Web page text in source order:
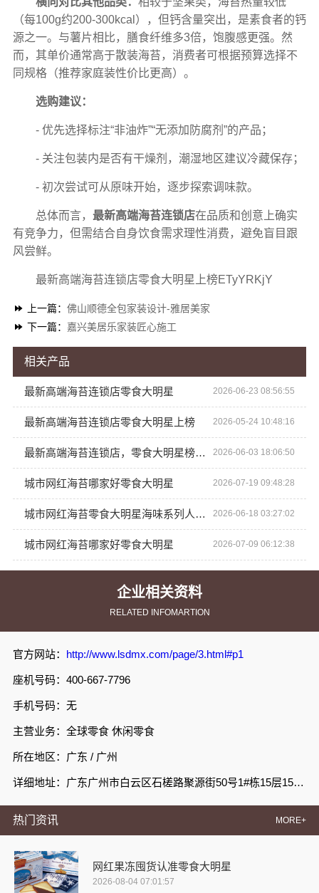
企业相关资料
RELATED INFOMARTION
官方网站： http://www.lsdmx.com/page/3.html#p1
座机号码：400-667-7796
手机号码：无
主营业务：全球零食 休闲零食
所在地区：广东 / 广州
详细地址：广东广州市白云区石槎路聚源街50号1#栋15层1508室
热门资讯 MORE+
网红果冻囤货认准零食大明星
2026-08-04 07:01:57
（每100g约200-300kcal），但钙含量突出，是素食者的钙
源之一。与薯片相比，膳食纤维多3倍，饱腹感更强。然
而，其单价通常高于散装海苔，消费者可根据预算选择不
同规格（推荐家庭装性价比更高）。
选购建议：
- 优先选择标注“非油炸”“无添加防腐剂”的产品；
- 关注包装内是否有干燥剂，潮湿地区建议冷藏保存；
- 初次尝试可从原味开始，逐步探索调味款。
总体而言， 最新高端海苔连锁店在品质和创意上确实
有竞争力，但需结合自身饮食需求理性消费，避免盲目跟
风尝鲜。
最新高端海苔连锁店零食大明星上榜ETyYRKjY
上一篇： 佛山顺德全包家装设计-雅居美家
下一篇： 嘉兴美居乐家装匠心施工
相关产品
最新高端海苔连锁店零食大明星 2026-06-23 08:56:55
最新高端海苔连锁店零食大明星上榜 2026-05-24 10:48:16
最新高端海苔连锁店，零食大明星榜上有名！ 2026-06-03 18:06:50
城市网红海苔哪家好零食大明星 2026-07-19 09:48:28
城市网红海苔零食大明星海味系列人气爆款 2026-06-18 03:27:02
城市网红海苔哪家好零食大明星 2026-07-09 06:12:38